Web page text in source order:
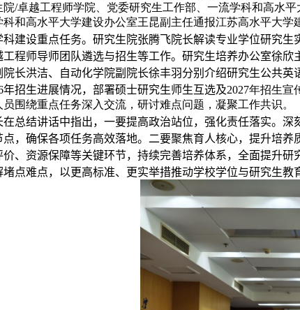
院/卓越工程师学院、党委研究生工作部、一流学科和高水
科和高水平大学建设办公室王昆副主任通报江苏高水平大
科建设重点任务。研究生院张腾飞院长解读专业学位研究生
工程师导师团队遴选与招生等工作。研究生培养办公室徐欣
院长洪洁、自动化学院副院长徐丰羽分别介绍研究生公共英
年招生进展情况，部署硕士研究生师生互选及2027年招生宣
员围绕重点任务深入交流，研讨难点问题，凝聚工作共识。
在总结讲话中指出，一要提高政治站位，强化责任落实。深
点，确保各项任务高效落地。二要聚焦育人核心，提升培
价、资源保障等关键环节，持续完善培养体系，全面提升
堵点难点，以更高标准、更实举措推动学校学位与研究生教